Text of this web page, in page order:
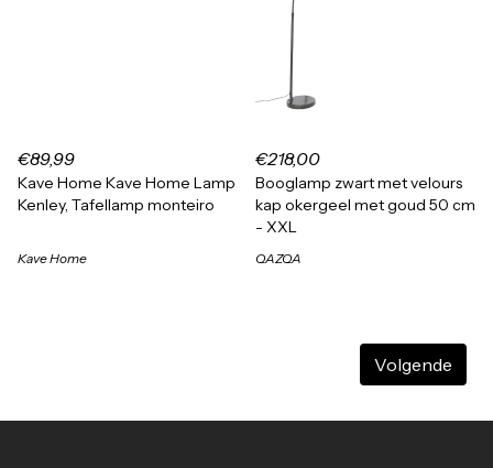
€89,99
Kave Home Kave Home Lamp
Kenley, Tafellamp monteiro
Kave Home
€218,00
Booglamp zwart met velours
kap okergeel met goud 50 cm
- XXL
QAZQA
Volgende